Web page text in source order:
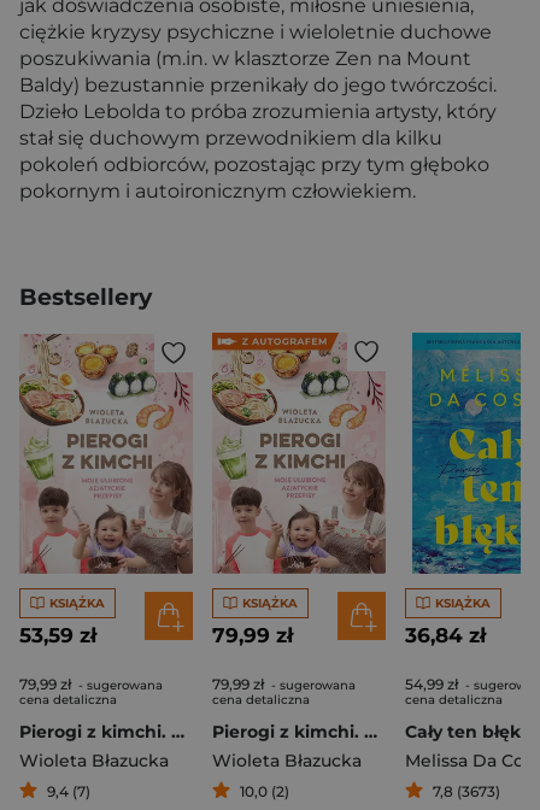
jak doświadczenia osobiste, miłosne uniesienia,
ciężkie kryzysy psychiczne i wieloletnie duchowe
poszukiwania (m.in. w klasztorze Zen na Mount
Baldy) bezustannie przenikały do jego twórczości.
Dzieło Lebolda to próba zrozumienia artysty, który
stał się duchowym przewodnikiem dla kilku
pokoleń odbiorców, pozostając przy tym głęboko
pokornym i autoironicznym człowiekiem.
Bestsellery
KSIĄŻKA
53,59 zł
79,99 zł - sugerowana
cena detaliczna
Pierogi z kimchi. Moje ulubione azjatyckie przepisy
Wioleta Błazucka
9,4 (7)
KSIĄŻKA
79,99 zł
79,99 zł - sugerowana
cena detaliczna
Pierogi z kimchi. Moje ulubione azjatyckie przepisy - książka z autografem
Wioleta Błazucka
10,0 (2)
KSIĄŻKA
36,84 zł
54,99 zł -
cena detaliczna
Cały ten błękit
Melissa Da
7,8 (3673)